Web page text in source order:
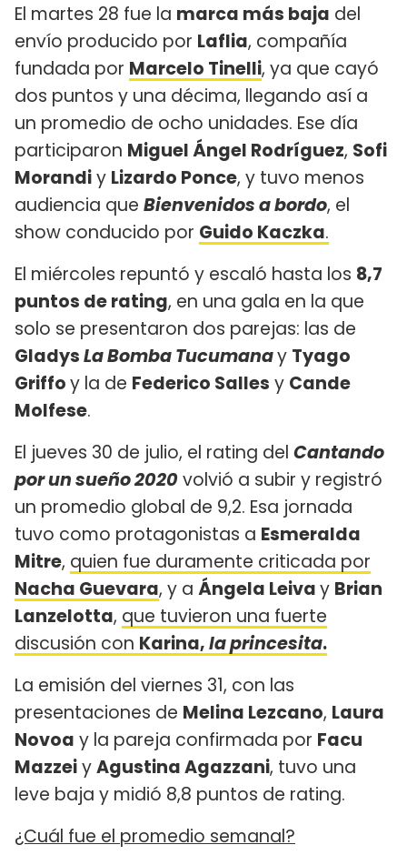
El martes 28 fue la marca más baja del
envío producido por Laflia, compañía
fundada por Marcelo Tinelli, ya que cayó
dos puntos y una décima, llegando así a
un promedio de ocho unidades. Ese día
participaron Miguel Ángel Rodríguez, Sofi
Morandiy Lizardo Ponce, y tuvo menos
audiencia que Bienvenidos a bordo, el
show conducido por Guido Kaczka.
El miércoles repuntó y escaló hasta los 8,7
puntos de rating, en una gala en la que
solo se presentaron dos parejas: las de
GladysLa Bomba Tucumanay Tyago
Griffoy la de Federico Salles y Cande
Molfese.
El jueves 30 de julio, el rating del Cantando
por un sueño 2020volvió a subir y registró
un promedio global de 9,2. Esa jornada
tuvo como protagonistas a Esmeralda
Mitre, quien fue duramente criticada por
Nacha Guevara, y a Ángela Leivay Brian
Lanzelotta, que tuvieron una fuerte
discusión con Karina,la princesita.
La emisión del viernes 31, con las
presentaciones de Melina Lezcano, Laura
Novoa y la pareja confirmada por Facu
MazzeiyAgustina Agazzani, tuvo una
leve baja y midió 8,8 puntos de rating.
¿Cuál fue el promedio semanal?